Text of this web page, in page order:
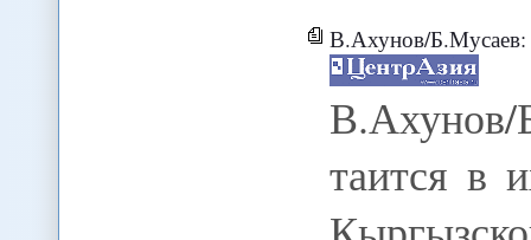
В.Ахунов/Б.Мусаев: Проблема
В.Ахунов/
таится в